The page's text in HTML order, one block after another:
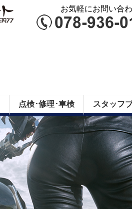
お気軽にお問い合
点検･修理･車検 スタッフ